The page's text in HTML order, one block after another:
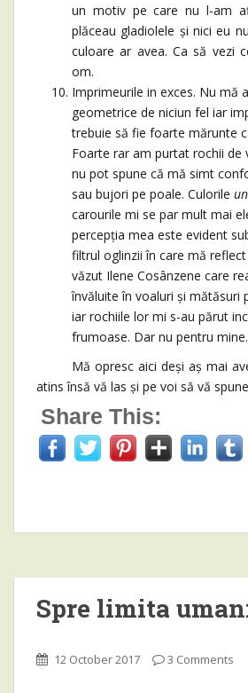
un motiv pe care nu l-am
plăceau gladiolele și nici eu
culoare ar avea. Ca să vezi
om.
Imprimeurile in exces. Nu mă
geometrice de niciun fel iar
trebuie să fie foarte mărunte
Foarte rar am purtat rochii de
nu pot spune că mă simt
sau bujori pe poale. Culorile
carourile mi se par mult mai
percepția mea este evident
filtrul oglinzii în care mă
văzut Ilene Cosânzene care
învăluite în voaluri și mătăsuri
iar rochiile lor mi s-au părut
frumoase. Dar nu pentru mine.
Mă opresc aici deși aș mai
atins însă vă las și pe voi să vă
Share This:
Spre limita
12 October 2017 3 Comments